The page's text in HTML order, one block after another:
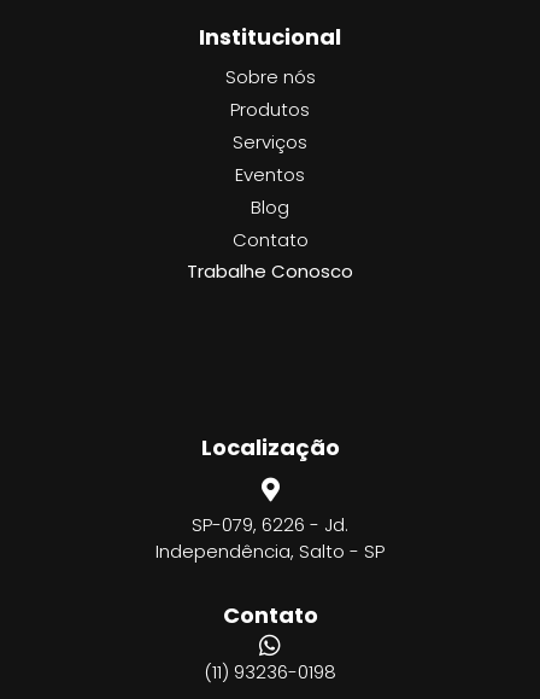
Institucional
Sobre nós
Produtos
Serviços
Eventos
Blog
Contato
Trabalhe Conosco
Localização
SP-079, 6226 - Jd.
Independência, Salto - SP
Contato
(11) 93236-0198